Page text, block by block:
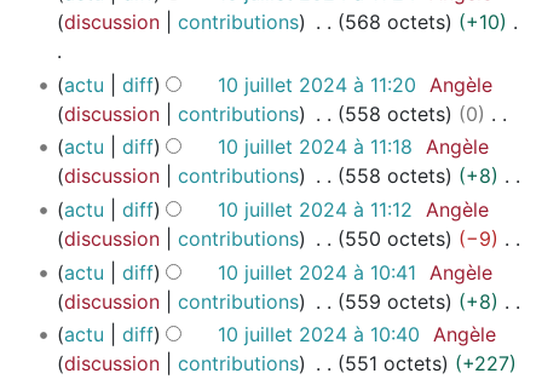
o
n
s
t
i
o
n
s
f
c
a
t
i
o
n
s
o
d
i
f
i
c
a
t
o
n
s
e
s
m
o
d
i
f
i
c
a
t
i
m
é
d
e
s
m
o
d
i
f
c
r
é
s
u
m
é
d
e
s
m
o
d
i
u
n
é
s
u
m
é
d
e
s
m
o
u
u
n
r
é
s
u
m
é
d
e
s
discussion
contributions 568 octets +10
A
u
c
u
n
r
é
s
u
m
é
actu diff 10 juillet 2024 à 11:20
Angèle
discussion
contributions 558 octets
0
A
u
c
u
n
r
é
s
u
actu diff 10 juillet 2024 à 11:18 Angèle
discussion
contributions 558 octets
+8
A
u
c
u
n
r
actu diff 10 juillet 2024 à 11:12
Angèle
discussion
contributions 550 octets
−9
A
u
c
u
actu diff 10 juillet 2024 à 10:41
Angèle
discussion
contributions 559 octets
+8
A
u
actu diff 10 juillet 2024 à 10:40 Angèle
discussion
contributions 551 octets +227